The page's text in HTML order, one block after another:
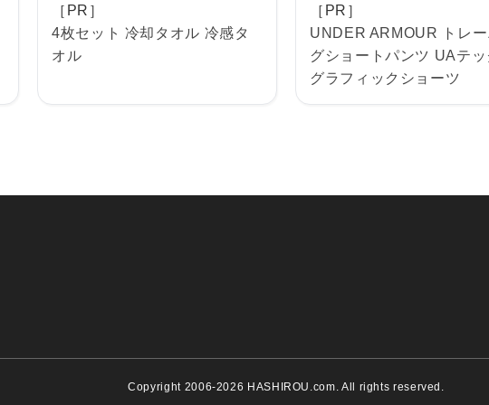
［PR］
4枚セット 冷却タオル 冷感タ
オル
［PR］
UNDER ARMOUR トレー
グショートパンツ UAテッ
グラフィックショーツ
Copyright 2006-2026 HASHIROU.com. All rights reserved.